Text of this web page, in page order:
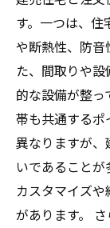
す。一つは、
や断熱性、防音
た、間取りや
的な設備が整
帯も共通するポ
異なりますが
いであることが
カスタマイズ
があります。